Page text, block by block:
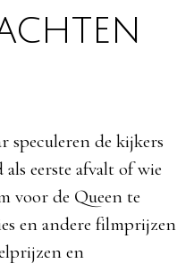
speculeren de kijkers
als eerste afvalt ofwie
voor de Queen te
enandere filmprijzen
en